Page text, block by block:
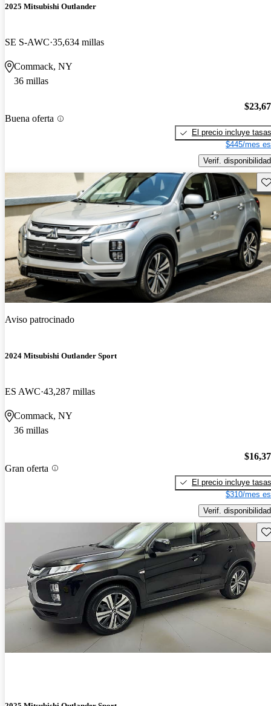
2025 Mitsubishi Outlander
SE S-AWC 35,634 millas
Commack, NY
36 millas
Buena oferta
El precio incluye tasas
$445/mes
Verif. disponibilidad
Aviso patrocinado
2024 Mitsubishi Outlander Sport
ES AWC 43,287 millas
Commack, NY
36 millas
Gran oferta
El precio incluye tasas
$310/mes
Verif. disponibilidad